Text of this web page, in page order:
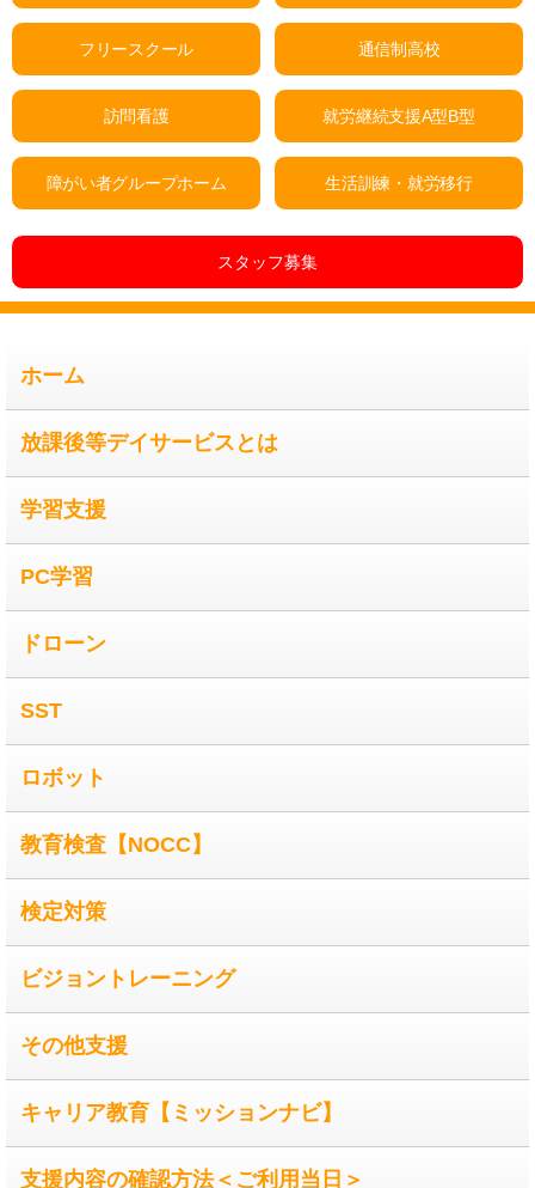
フリースクール 通信制高校
訪問看護 就労継続支援A型B型
障がい者グループホーム 生活訓練・就労移行
スタッフ募集
ホーム
放課後等デイサービスとは
学習支援
PC学習
ドローン
SST
ロボット
教育検査【NOCC】
検定対策
ビジョントレーニング
その他支援
キャリア教育【ミッションナビ】
支援内容の確認方法＜ご利用当日＞